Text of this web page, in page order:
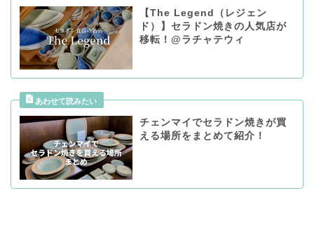
【The Legend（レジェン
ド）】セラドン焼きの人気店が
移転！@ラチャテウィ
チェンマイでセラドン焼きが買
える場所をまとめて紹介！